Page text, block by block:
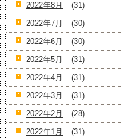
2022年8月
(31)
2022年7月
(30)
2022年6月
(30)
2022年5月
(31)
2022年4月
(31)
2022年3月
(31)
2022年2月
(28)
2022年1月
(31)